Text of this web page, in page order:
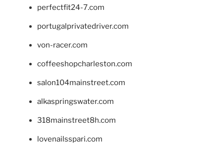
perfectfit24-7.com
portugalprivatedriver.com
von-racer.com
coffeeshopcharleston.com
salon104mainstreet.com
alkaspringswater.com
318mainstreet8h.com
lovenailsspari.com